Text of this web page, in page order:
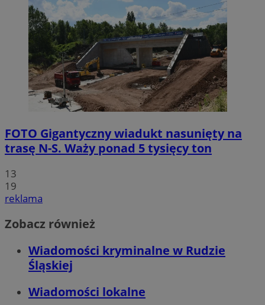
FOTO Gigantyczny wiadukt nasunięty na
trasę N-S. Waży ponad 5 tysięcy ton
13
19
reklama
Zobacz również
Wiadomości kryminalne w Rudzie
Śląskiej
Wiadomości lokalne